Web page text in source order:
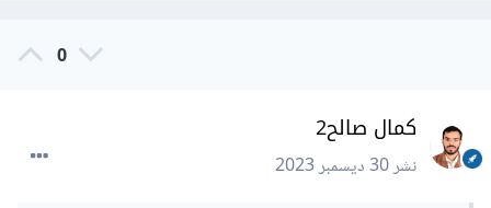
0
كمال صالح2
نشر30 ديسمبر 2023